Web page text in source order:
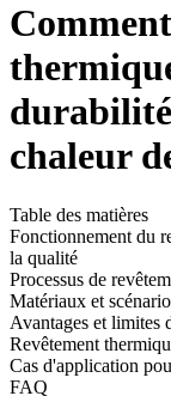
chaleur
Table des matières
Fonctionnement du
la qualité
Processus de
Matériaux et
Avantages et limites
Revêtement
Cas d'application
FAQ